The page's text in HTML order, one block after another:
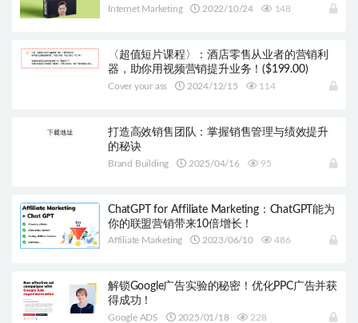
成功
Internet Marketing 2022/10/24 148
〈超值短片课程〉：酒店零售从业者的营销利
器，助你用视频营销提升业务！($199.00)
Cover your ass 2024/12/15 114
打造高效销售团队：掌握销售管理与绩效提升
的秘诀
Brand Building 2025/04/16 95
ChatGPT for Affiliate Marketing：ChatGPT能为
你的联盟营销带来10倍增长！
Affiliate Marketing 2023/06/10 486
解锁Google广告实验的秘密！优化PPC广告并获
得成功！
Google ADS 2025/01/18 228